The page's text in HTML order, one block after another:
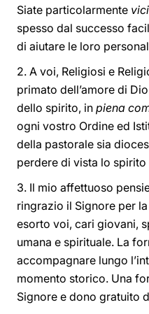
Siate particolarmente
spesso dal successo
di aiutare le loro
2. A voi, Religiosi e
primato dell’amore di
dello spirito, in piena
ogni vostro Ordine ed
della pastorale sia
perdere di vista lo spirito
3. Il mio affettuoso
ringrazio il Signore per
esorto voi, cari giovani,
umana e spirituale. La
accompagnare lungo
momento storico. Una
Signore e dono gratuito